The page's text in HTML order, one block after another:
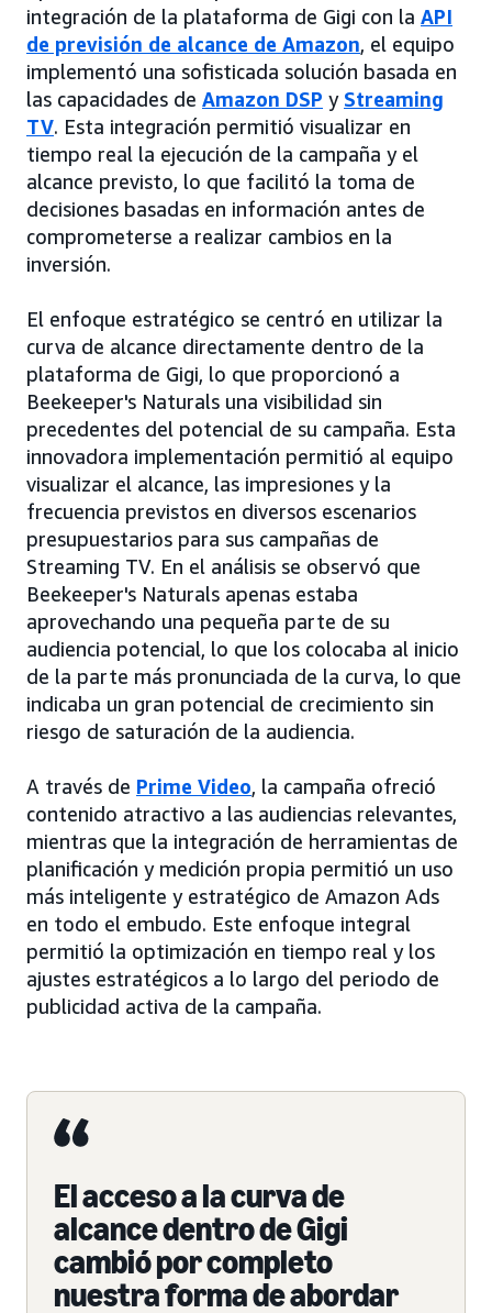
integración de la plataforma de Gigi con la API
de previsión de alcance de Amazon, el equipo
implementó una sofisticada solución basada en
las capacidades de Amazon DSP y Streaming
TV. Esta integración permitió visualizar en
tiempo real la ejecución de la campaña y el
alcance previsto, lo que facilitó la toma de
decisiones basadas en información antes de
comprometerse a realizar cambios en la
inversión.
El enfoque estratégico se centró en utilizar la
curva de alcance directamente dentro de la
plataforma de Gigi, lo que proporcionó a
Beekeeper's Naturals una visibilidad sin
precedentes del potencial de su campaña. Esta
innovadora implementación permitió al equipo
visualizar el alcance, las impresiones y la
frecuencia previstos en diversos escenarios
presupuestarios para sus campañas de
Streaming TV. En el análisis se observó que
Beekeeper's Naturals apenas estaba
aprovechando una pequeña parte de su
audiencia potencial, lo que los colocaba al inicio
de la parte más pronunciada de la curva, lo que
indicaba un gran potencial de crecimiento sin
riesgo de saturación de la audiencia.
A través de Prime Video, la campaña ofreció
contenido atractivo a las audiencias relevantes,
mientras que la integración de herramientas de
planificación y medición propia permitió un uso
más inteligente y estratégico de Amazon Ads
en todo el embudo. Este enfoque integral
permitió la optimización en tiempo real y los
ajustes estratégicos a lo largo del periodo de
publicidad activa de la campaña.
El acceso a la curva de
alcance dentro de Gigi
cambió por completo
nuestra forma de abordar